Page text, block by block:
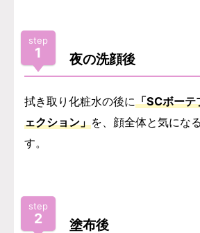
step
1 夜の洗顔後
拭き取り化粧水の後に「SCボーテ
ェクション」を、顔全体と気にな
す。
step
2 塗布後